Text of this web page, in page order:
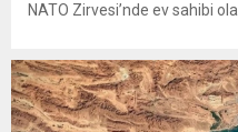
NATO Zirvesi’nde ev sahibi
yaşamını yitirenleri anarak
olduğunu ve süreçte
eden Erbakan, FETÖ’nün